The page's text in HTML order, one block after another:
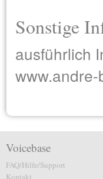
Sonstige
ausführlich
www.andre-
Voicebase
FAQ/Hilfe/Support
Kontakt